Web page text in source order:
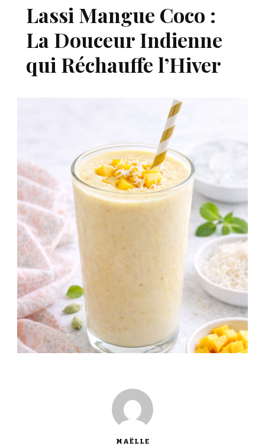
Lassi Mangue Coco :
La Douceur Indienne
qui Réchauffe l’Hiver
MAËLLE